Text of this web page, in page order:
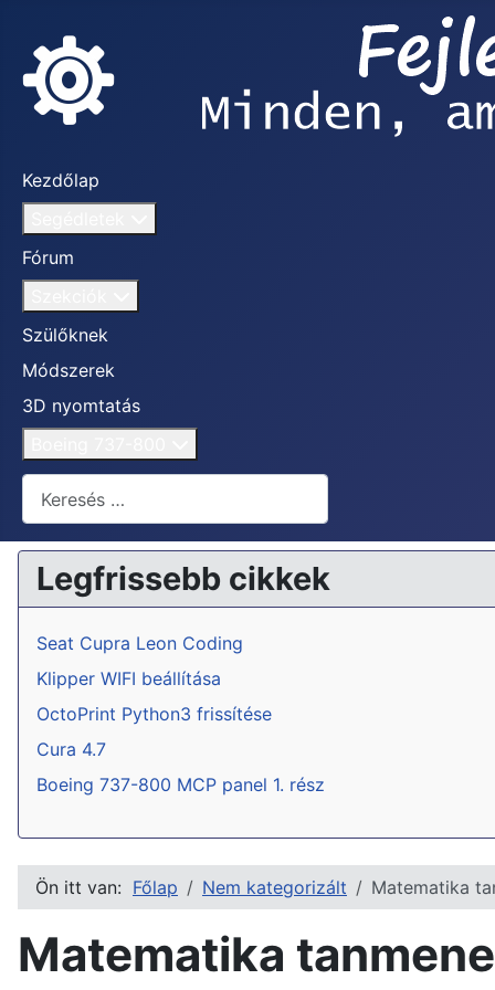
Kezdőlap
Fórum
Szülőknek
Módszerek
3D nyomtatás
Keresés...
Legfrissebb cikkek
Seat Cupra Leon Coding
Klipper WIFI beállítása
OctoPrint Python3 frissítése
Cura 4.7
Boeing 737-800 MCP panel 1. rész
Ön itt van: Főlap Nem kategorizált Matematika
Matematika